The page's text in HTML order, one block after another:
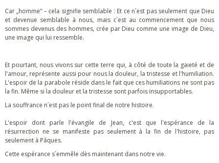
Car „homme“ – cela signifie semblable : Et ce n´est pas seulement que Dieu
et devenue semblable à nous, mais c´est au commencement que nous
sommes devenus des hommes, crée par Dieu comme une image de Dieu,
une image qui lui ressemble.
Et pourtant, nous vivons sur cette terre qui, à côté de toute la gaieté et de
l'amour, représente aussi pour nous la douleur, la tristesse et l'humiliation.
L'espoir de la parabole réside dans le fait que ces humiliations ne sont pas
la fin. Même si la douleur et la tristesse sont parfois insupportables.
La souffrance n´est pas le point final de notre histoire.
L'espoir dont parle l'évangile de Jean, c'est que l'espérance de la
résurrection ne se manifeste pas seulement à la fin de l'histoire, pas
seulement à Pâques.
Cette espérance s´emmêle dès maintenant dans notre vie.